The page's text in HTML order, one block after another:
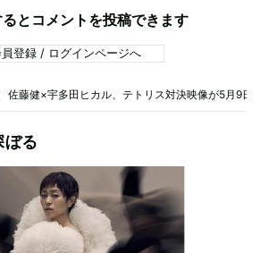
とコメントを投稿できます
登録 / ログインページへ
佐藤健×宇多田ヒカル、テトリス対決映像が5月9
ぼる